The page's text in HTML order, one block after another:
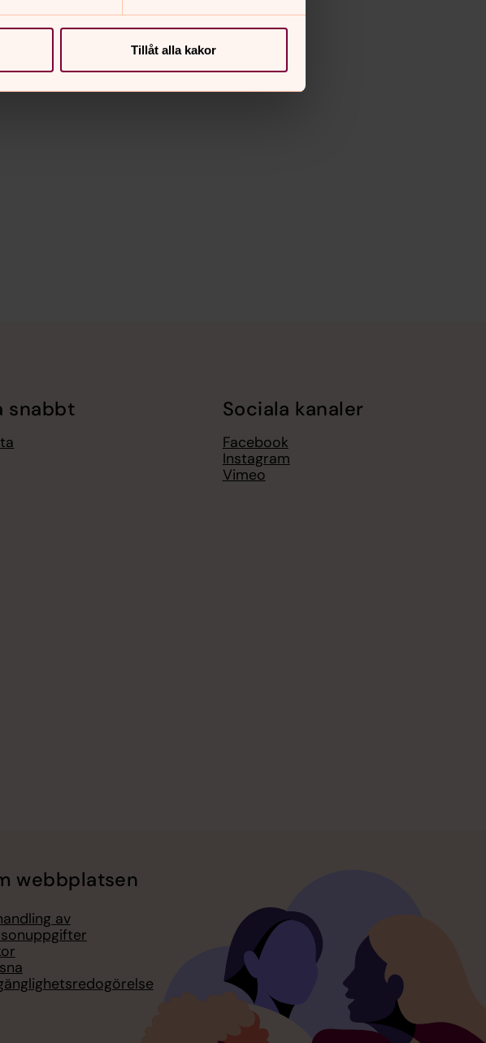
Tillåt alla kakor
snabbt Sociala kanaler
Facebook
Instagram
Vimeo
webbplatsen
av